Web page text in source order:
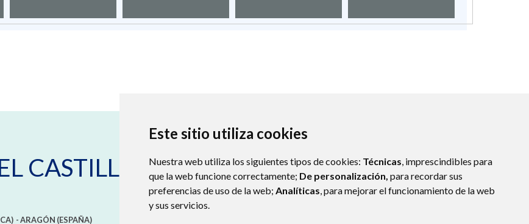
Este sitio utiliza cookies
Nuestra web utiliza los siguientes tipos de cookies: Técnicas, imprescindibles para
que la web funcione correctamente; De personalización, para recordar sus
preferencias de uso de la web; Analíticas, para mejorar el funcionamiento de la web
y sus servicios.
CASTILLO
- ARAGÓN (ESPAÑA)